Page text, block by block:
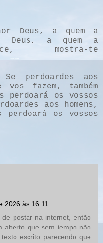
Deus, a quem a
Deus, a quem a
mostra-te
perdoardes aos
vos fazem, também
os vossos
aos homens,
perdoará os vossos
2026 às 16:11
postar na internet, então
aberto que sem tempo não
escrito parecendo que